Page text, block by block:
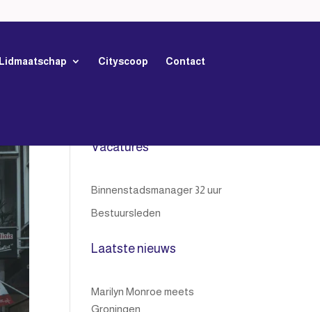
Lidmaatschap Cityscoop Contact
Vacatures
Binnenstadsmanager 32 uur
Bestuursleden
Laatste nieuws
Marilyn Monroe meets
Groningen